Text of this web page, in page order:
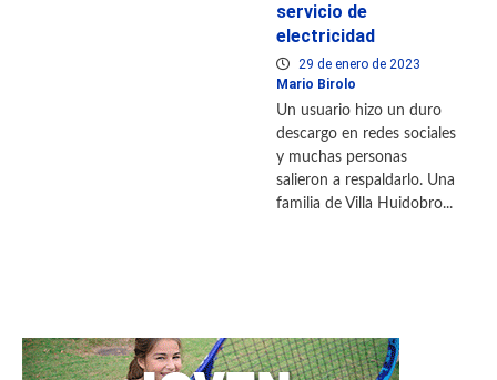
servicio de
electricidad
29 de enero de 2023
Mario Birolo
Un usuario hizo un duro
descargo en redes sociales
y muchas personas
salieron a respaldarlo. Una
familia de Villa Huidobro...